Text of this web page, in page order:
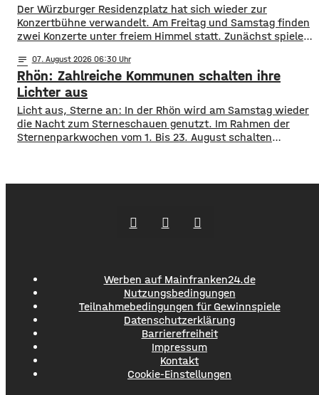
Der Würzburger Residenzplatz hat sich wieder zur
Konzertbühne verwandelt. Am Freitag und Samstag finden
zwei Konzerte unter freiem Himmel statt. Zunächst spielen
Samstag ist dann das Konzert des Duos Fast Boy. Das
Konzert von Roy Bianco und den Abbrunzati Boys ist
ausverkauft, rund 16.000 Menschen werden
notes 07. August 2026 06:30
Rhön: Zahlreiche Kommunen schalten ihre
Lichter aus
Licht aus, Sterne an: In der Rhön wird am Samstag wieder
die Nacht zum Sterneschauen genutzt. Im Rahmen der
Sternenparkwochen vom 1. Bis 23. August schalten
Werben auf Mainfranken24.de
Nutzungsbedingungen
Teilnahmebedingungen für Gewinnspiele
Datenschutzerklärung
Barrierefreiheit
Impressum
Kontakt
Cookie-Einstellungen